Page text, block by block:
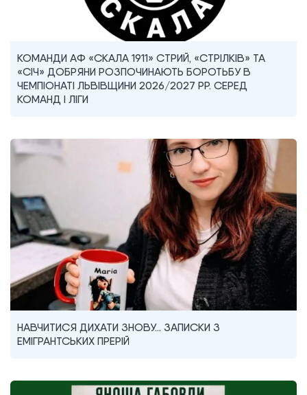
КОМАНДИ АФ «СКАЛА 1911» СТРИЙ, «СТРІЛКІВ» ТА
«СІЧ» ДОБРЯНИ РОЗПОЧИНАЮТЬ БОРОТЬБУ В
ЧЕМПІОНАТІ ЛЬВІВЩИНИ 2026/2027 РР. СЕРЕД
КОМАНД I ЛІГИ
НАВЧИТИСЯ ДИХАТИ ЗНОВУ… ЗАПИСКИ З
ЕМІГРАНТСЬКИХ ПРЕРІЙ